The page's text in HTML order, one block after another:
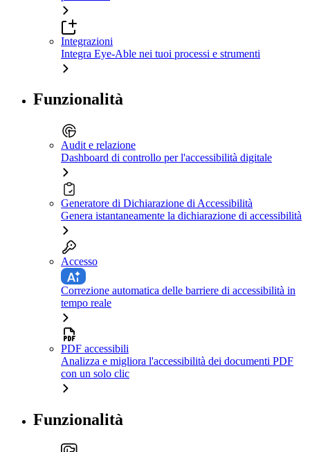
Integrazioni
Integra Eye-Able nei tuoi processi e strumenti
Funzionalità
Audit e relazione
Dashboard di controllo per l'accessibilità digitale
Generatore di Dichiarazione di Accessibilità
Genera istantaneamente la dichiarazione di accessibilità
Accesso
Correzione automatica delle barriere di accessibilità in
tempo reale
PDF accessibili
Analizza e migliora l'accessibilità dei documenti PDF
con un solo clic
Funzionalità